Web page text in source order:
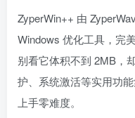
ZyperWin++ 由
Windows 优化工具，完
别看它体积不到 2MB，
护、系统激活等实用功
上手零难度。